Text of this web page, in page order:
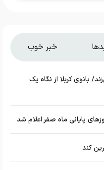
خبر خوب
بانوی کربلا از نگاه یک
پایانی ماه صفر اعلام شد
کند